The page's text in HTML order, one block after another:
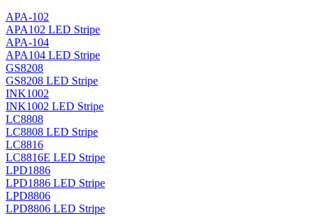
APA-102
APA102 LED Stripe
APA-104
APA104 LED Stripe
GS8208
GS8208 LED Stripe
INK1002
INK1002 LED Stripe
LC8808
LC8808 LED Stripe
LC8816
LC8816E LED Stripe
LPD1886
LPD1886 LED Stripe
LPD8806
LPD8806 LED Stripe